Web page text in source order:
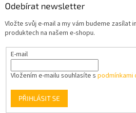
Odebírat newsletter
Vložte svůj e-mail a my vám budeme zasílat
produktech na našem e-shopu.
E-mail
Vložením e-mailu souhlasíte s podmínkami
PŘIHLÁSIT SE